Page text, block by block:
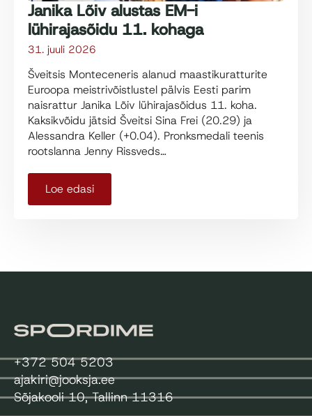
Janika Lõiv alustas EM-i
lühirajasõidu 11. kohaga
31. juuli 2026
Šveitsis Monteceneris alanud maastikuratturite
Euroopa meistrivõistlustel pälvis Eesti parim
naisrattur Janika Lõiv lühirajasõidus 11. koha.
Kaksikvõidu jätsid Šveitsi Sina Frei (20.29) ja
Alessandra Keller (+0.04). Pronksmedali teenis
rootslanna Jenny Rissveds…
Loe edasi
+372 504 5203
ajakiri@jooksja.ee
Sõjakooli 10, Tallinn 11316